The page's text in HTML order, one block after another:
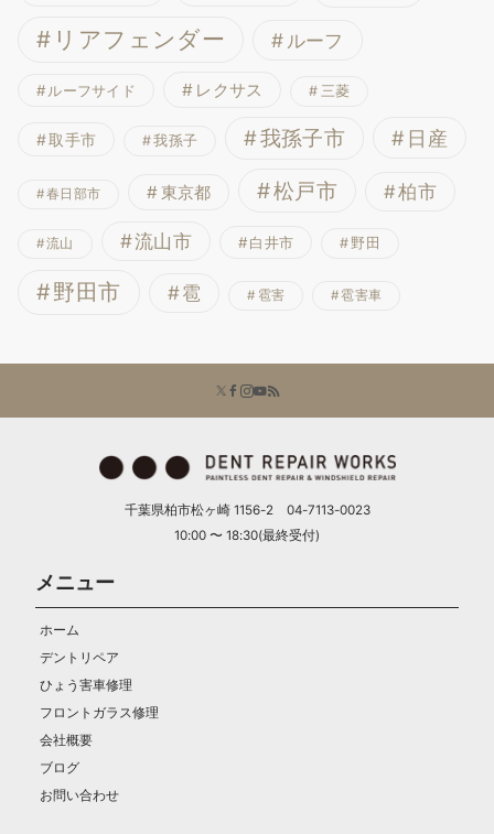
リアフェンダー ルーフ
ルーフサイド レクサス 三菱
取手市 我孫子 我孫子市 日産
春日部市 東京都 松戸市 柏市
流山 流山市 白井市 野田
野田市 雹 雹害 雹害車
千葉県柏市松ヶ崎 1156-2 04-7113-0023
10:00 〜 18:30(最終受付)
メニュー
ホーム
デントリペア
ひょう害車修理
フロントガラス修理
会社概要
ブログ
お問い合わせ